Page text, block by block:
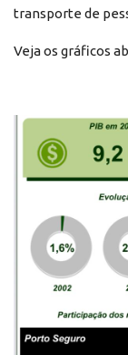
transporte de
Veja os gráficos